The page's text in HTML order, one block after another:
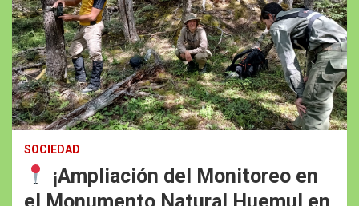
SOCIEDAD
¡Ampliación del Monitoreo en
el Monumento Natural Huemul en